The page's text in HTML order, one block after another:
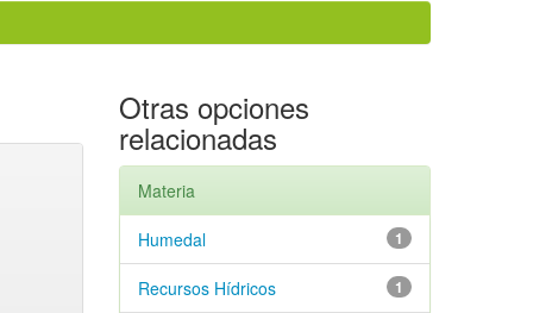
Otras opciones
relacionadas
Materia
1
Humedal
1
Recursos Hídricos